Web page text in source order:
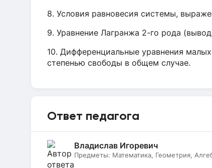
8. Условия равновесия системы,
9. Уравнение Лагранжа 2-го рода
10. Дифференциальные уравнения
степенью свободы в общем случае.
Ответ педагога
Владислав Игоревич
Предметы: Математика, Геометрия,